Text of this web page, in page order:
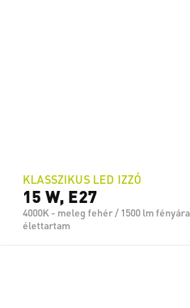
KLASSZIKUS LED IZZÓ
15 W, E27
4000K - meleg fehér / 1500 lm
élettartam